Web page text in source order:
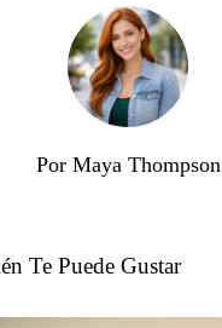
Por Maya Thompson
Te Puede Gustar